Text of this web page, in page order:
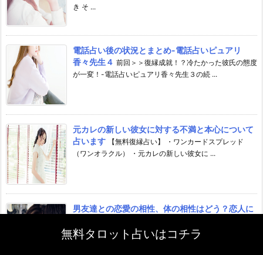
き そ ...
電話占い後の状況とまとめ-電話占いピュアリ
香々先生４ 前回＞＞復縁成就！？冷たかった彼氏の態度
が一変！-電話占いピュアリ香々先生３の続 ...
元カレの新しい彼女に対する不満と本心について
占います
【無料復縁占い】 ・ワンカードスプレッド
（ワンオラクル） ・元カレの新しい彼女に ...
男友達との恋愛の相性、体の相性はどう？恋人に
ドスプレッド（ワンオラクル） ・気にな ...
無料タロット占いはコチラ